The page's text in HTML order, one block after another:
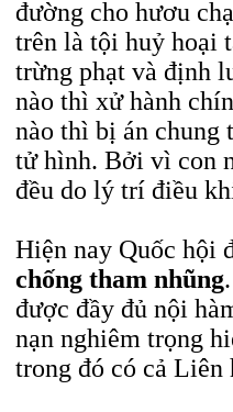
đường cho hươu
trên là tội huỷ hoại
trừng phạt và định
nào thì xử hành
nào thì bị án chung
tử hình. Bởi vì con
đều do lý trí điều
Hiện nay Quốc hội
chống tham nhũng
được đầy đủ nội
nạn nghiêm trọng
trong đó có cả Liên